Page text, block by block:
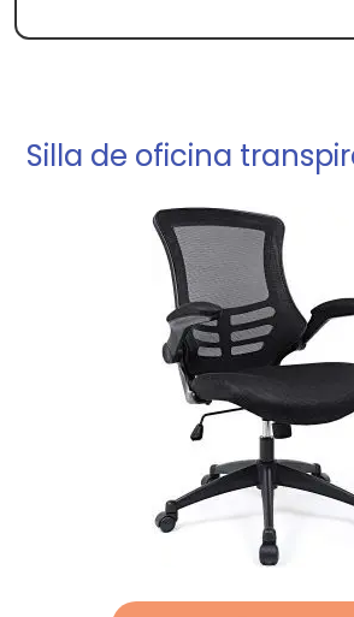
Silla de oficina